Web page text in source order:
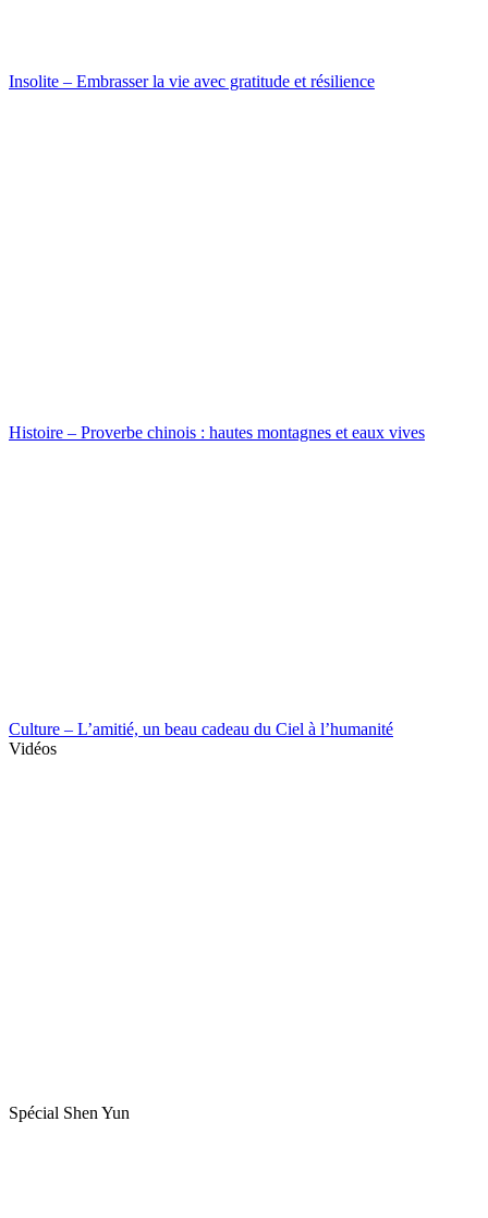
Insolite – Embrasser la vie avec gratitude et résilience
Histoire – Proverbe chinois : hautes montagnes et eaux vives
Culture – L’amitié, un beau cadeau du Ciel à l’humanité
Vidéos
Spécial Shen Yun